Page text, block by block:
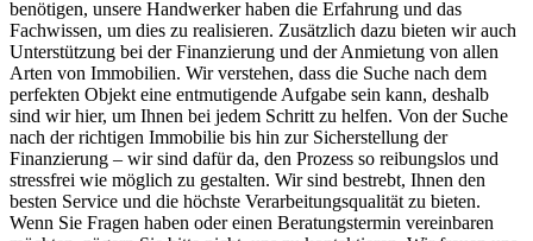
benötigen, unsere Handwerker haben die Erfahrung und das
Fachwissen, um dies zu realisieren. Zusätzlich dazu bieten wir auch
Unterstützung bei der Finanzierung und der Anmietung von allen
Arten von Immobilien. Wir verstehen, dass die Suche nach dem
perfekten Objekt eine entmutigende Aufgabe sein kann, deshalb
sind wir hier, um Ihnen bei jedem Schritt zu helfen. Von der Suche
nach der richtigen Immobilie bis hin zur Sicherstellung der
Finanzierung – wir sind dafür da, den Prozess so reibungslos und
stressfrei wie möglich zu gestalten. Wir sind bestrebt, Ihnen den
besten Service und die höchste Verarbeitungsqualität zu bieten.
Wenn Sie Fragen haben oder einen Beratungstermin vereinbaren